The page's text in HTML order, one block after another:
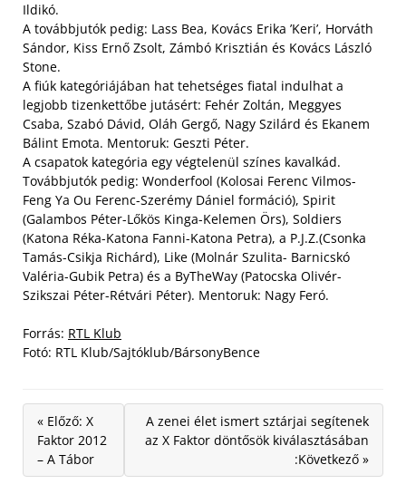
Ildikó.
A továbbjutók pedig: Lass Bea, Kovács Erika ’Keri’, Horváth
Sándor, Kiss Ernő Zsolt, Zámbó Krisztián és Kovács László
Stone.
A fiúk kategóriájában hat tehetséges fiatal indulhat a
legjobb tizenkettőbe jutásért: Fehér Zoltán, Meggyes
Csaba, Szabó Dávid, Oláh Gergő, Nagy Szilárd és Ekanem
Bálint Emota. Mentoruk: Geszti Péter.
A csapatok kategória egy végtelenül színes kavalkád.
Továbbjutók pedig: Wonderfool (Kolosai Ferenc Vilmos-
Feng Ya Ou Ferenc-Szerémy Dániel formáció), Spirit
(Galambos Péter-Lőkös Kinga-Kelemen Örs), Soldiers
(Katona Réka-Katona Fanni-Katona Petra), a P.J.Z.(Csonka
Tamás-Csikja Richárd), Like (Molnár Szulita- Barnicskó
Valéria-Gubik Petra) és a ByTheWay (Patocska Olivér-
Szikszai Péter-Rétvári Péter). Mentoruk: Nagy Feró.
Forrás: RTL Klub
Fotó: RTL Klub/Sajtóklub/BársonyBence
« Előző: X
Faktor 2012
– A Tábor
A zenei élet ismert sztárjai segítenek
az X Faktor döntősök kiválasztásában
:Következő »